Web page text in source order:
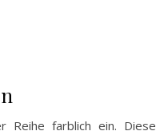
farblich ein. Diese